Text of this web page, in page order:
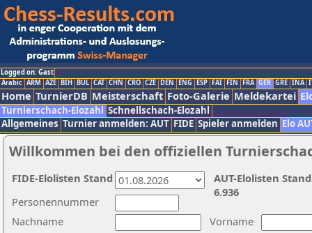
Logged on: Gast
Arabic ARM AZE BIH BUL CAT CHN CRO CZE DEN ENG ESP FAI FIN FRA GER GRE INA
Home TurnierDB Meisterschaft Foto-Galerie Meldekartei
Turnierschach-Elozahl Schnellschach-Elozahl
Allgemeines Turnier anmelden: AUT FIDE Spieler anmelden Elo
Willkommen bei den offiziellen
Nachname
Vorname
Personennummer
AUT-Elolisten
6.936
FIDE-Elolisten Stand